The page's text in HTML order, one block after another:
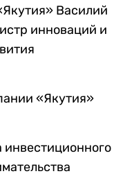
Василий
инноваций и
«Якутия»
инвестиционного